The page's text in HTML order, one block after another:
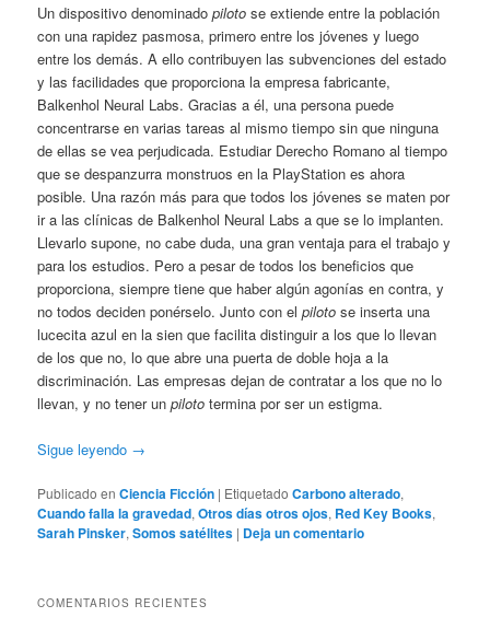
Un dispositivo denominadopiloto se extiende entre la población
con una rapidez pasmosa, primero entre los jóvenes y luego
entre los demás. A ello contribuyen las subvenciones del estado
y las facilidades que proporciona la empresa fabricante,
Balkenhol Neural Labs. Gracias a él, una persona puede
concentrarse en varias tareas al mismo tiempo sin que ninguna
de ellas se vea perjudicada. Estudiar Derecho Romano al tiempo
que se despanzurra monstruos en la PlayStation es ahora
posible. Una razón más para que todos los jóvenes se maten por
ir a las clínicas de Balkenhol Neural Labs a que se lo implanten.
Llevarlo supone, no cabe duda, una gran ventaja para el trabajo y
para los estudios. Pero a pesar de todos los beneficios que
proporciona, siempre tiene que haber algún agonías en contra, y
no todos deciden ponérselo. Junto con elpiloto se inserta una
lucecita azul en la sien que facilita distinguir a los que lo llevan
de los que no, lo que abre una puerta de doble hoja a la
discriminación. Las empresas dejan de contratar a los que no lo
llevan, y no tener unpiloto termina por ser un estigma.
Sigue leyendo →
Publicado en Ciencia Ficción | Etiquetado Carbono alterado,
Cuando falla la gravedad,Otros días otros ojos, Red Key Books,
Sarah Pinsker,Somos satélites | Deja un comentario
COMENTARIOS RECIENTES